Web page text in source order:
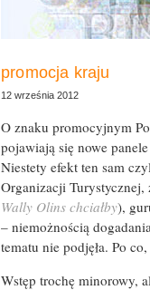
promocja kraju
12 września 2012
O znaku promocyjnym
pojawiają się nowe
Niestety efekt ten sam
Organizacji
Wally Olins chciałby),
– niemożnością
tematu nie podjęła. Po
Wstęp trochę minorowy,